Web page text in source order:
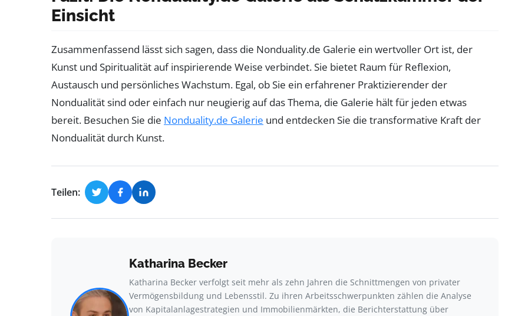
Einsicht
Zusammenfassend lässt sich sagen, dass die Nonduality.de Galerie ein wertvoller Ort ist, der
Kunst und Spiritualität auf inspirierende Weise verbindet. Sie bietet Raum für Reflexion,
Austausch und persönliches Wachstum. Egal, ob Sie ein erfahrener Praktizierender der
Nondualität sind oder einfach nur neugierig auf das Thema, die Galerie hält für jeden etwas
bereit. Besuchen Sie die Nonduality.de Galerie und entdecken Sie die transformative Kraft der
Nondualität durch Kunst.
Teilen:
Katharina Becker
Katharina Becker verfolgt seit mehr als zehn Jahren die Schnittmengen von privater
Vermögensbildung und Lebensstil. Zu ihren Arbeitsschwerpunkten zählen die Analyse
von Kapitalanlagestrategien und Immobilienmärkten, die Berichterstattung über